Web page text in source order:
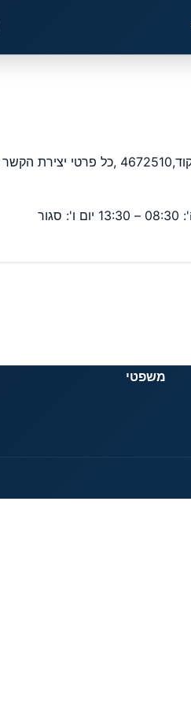
בנק לאומי לישראל בע"מ סניף בנקאות פרטית הרצליה בכתובת: המנופים 15 בית לידר אזור תעשיה
משפטי